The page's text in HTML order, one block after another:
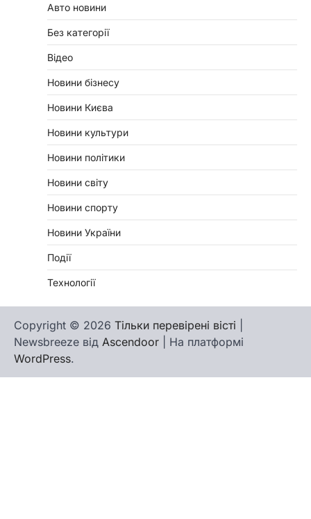
Авто новини
Без категорії
Відео
Новини бізнесу
Новини Києва
Новини культури
Новини політики
Новини світу
Новини спорту
Новини України
Події
Технології
Copyright © 2026 Тільки перевірені вісті
Newsbreeze від Ascendoor | На платформі
WordPress.